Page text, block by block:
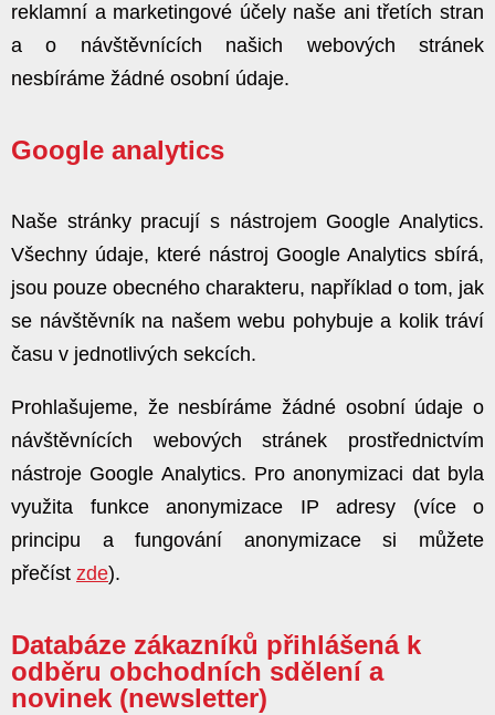
reklamní a marketingové účely naše ani třetích stran
a o návštěvnících našich webových stránek
nesbíráme žádné osobní údaje.
Google analytics
Naše stránky pracují s nástrojem Google Analytics.
Všechny údaje, které nástroj Google Analytics sbírá,
jsou pouze obecného charakteru, například o tom, jak
se návštěvník na našem webu pohybuje a kolik tráví
času v jednotlivých sekcích.
Prohlašujeme, že nesbíráme žádné osobní údaje o
návštěvnících webových stránek prostřednictvím
nástroje Google Analytics. Pro anonymizaci dat byla
využita funkce anonymizace IP adresy (více o
principu a fungování anonymizace si můžete
přečíst zde).
Databáze zákazníků přihlášená k
odběru obchodních sdělení a
novinek (newsletter)